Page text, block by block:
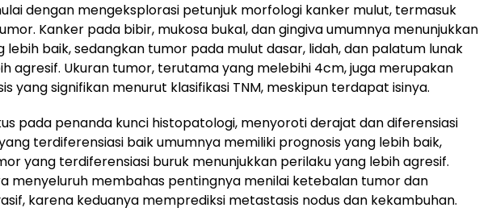
dengan mengeksplorasi petunjuk morfologi kanker mulut, termasuk
Kanker pada bibir, mukosa bukal, dan gingiva umumnya menunjukkan
lebih baik, sedangkan tumor pada mulut dasar, lidah, dan palatum lunak
agresif. Ukuran tumor, terutama yang melebihi 4cm, juga merupakan
yang signifikan menurut klasifikasi TNM, meskipun terdapat isinya.
pada penanda kunci histopatologi, menyoroti derajat dan diferensiasi
terdiferensiasi baik umumnya memiliki prognosis yang lebih baik,
yang terdiferensiasi buruk menunjukkan perilaku yang lebih agresif.
menyeluruh membahas pentingnya menilai ketebalan tumor dan
karena keduanya memprediksi metastasis nodus dan kekambuhan.